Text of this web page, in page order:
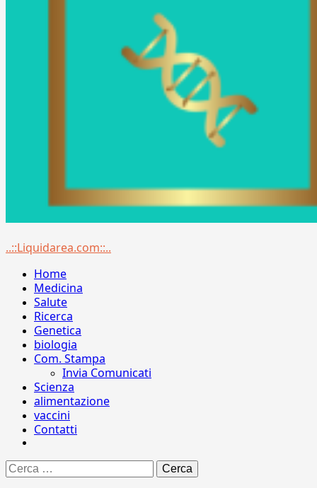
Menu
..::Liquidarea.com::..
Home
Medicina
Salute
Ricerca
Genetica
biologia
Com. Stampa
Invia Comunicati
Scienza
alimentazione
vaccini
Contatti
Ricerca
per: